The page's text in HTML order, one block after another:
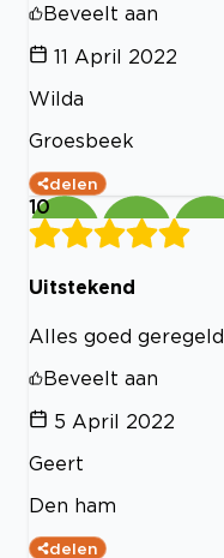
Beveelt aan
11 April 2022
Wilda
Groesbeek
delen
10
Uitstekend
Alles goed geregeld
Beveelt aan
5 April 2022
Geert
Den ham
delen